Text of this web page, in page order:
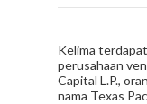
Kelima
perusahaan
Capital L.P.,
nama Texas